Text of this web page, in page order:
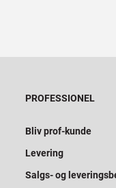
PROFESSIONEL
Bliv prof-kunde
Levering
Salgs- og